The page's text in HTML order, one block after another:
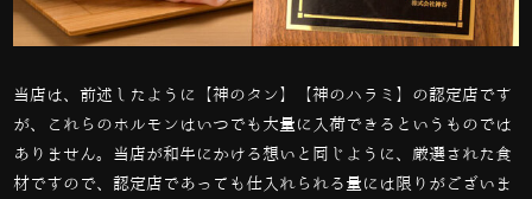
当店は、前述したように【神のタン】【神のハラミ】の認定店です
が、これらのホルモンはいつでも大量に入荷できるというものでは
ありません。当店が和牛にかける想いと同じように、厳選された食
材ですので、認定店であっても仕入れられる量には限りがございま